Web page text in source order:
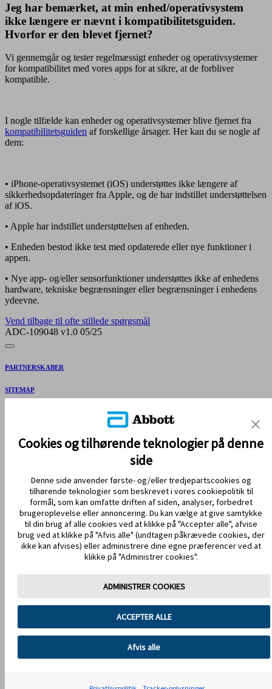
Jeg har bemærket, at min enhed/operativsystem
ikke længere er nævnt i kompatibilitetsguiden.
Hvorfor er den blevet fjernet?
Vi gennemgår og tester regelmæssigt enheder og operativsystemer
for kompatibilitet med vores apps for at sikre, at de forbliver
kompatible.
I nogle tilfælde kan enheder og operativsystemer blive fjernet fra
kompatibilitetsguiden af forskellige årsager. Her kan du se nogle af
dem:
• iPhone-operativsystemet (iOS) understøttes ikke længere af
sikkerhedsopdateringer fra Apple, og de har indstillet understøttelsen
af iOS.
• Apple har indstillet understøttelsen af enheden.
• Enheden bestod ikke test med opdaterede eller nye funktioner i
appen.
• Nye app- og/eller sensorfunktioner understøttes ikke af enhedens
hardware, tekniske begrænsninger eller begrænsninger i enhedens
ydeevne.
Vend tilbage til ofte stillede spørgsmål
ADC-109048 v1.0 05/25
PARTNERSKABER
SITEMAP
REFERENCER & ANSVARSFRASKRIVELSE
HOLD DIG OPDATERET
Anvendelsesvilkår
Cookiepolitik
Cookie-præferencer
patient eller data. © 2026 Abbott. Sensorenheden, FreeStyle, Libre,
Cookies og tilhørende teknologier på denne
side
Denne side anvender første- og/eller tredjepartscookies og
tilhørende teknologier som beskrevet i vores cookiepolitik til
formål, som kan omfatte driften af siden, analyser, forbedret
brugeroplevelse eller annoncering. Du kan vælge at give samtykke
til din brug af alle cookies ved at klikke på "Accepter alle", afvise
brug ved at klikke på "Afvis alle" (undtagen påkrævede cookies, der
ikke kan afvises) eller administrere dine egne præferencer ved at
klikke på "Administrer cookies".
ADMINISTRER COOKIES
ACCEPTER ALLE
Afvis alle